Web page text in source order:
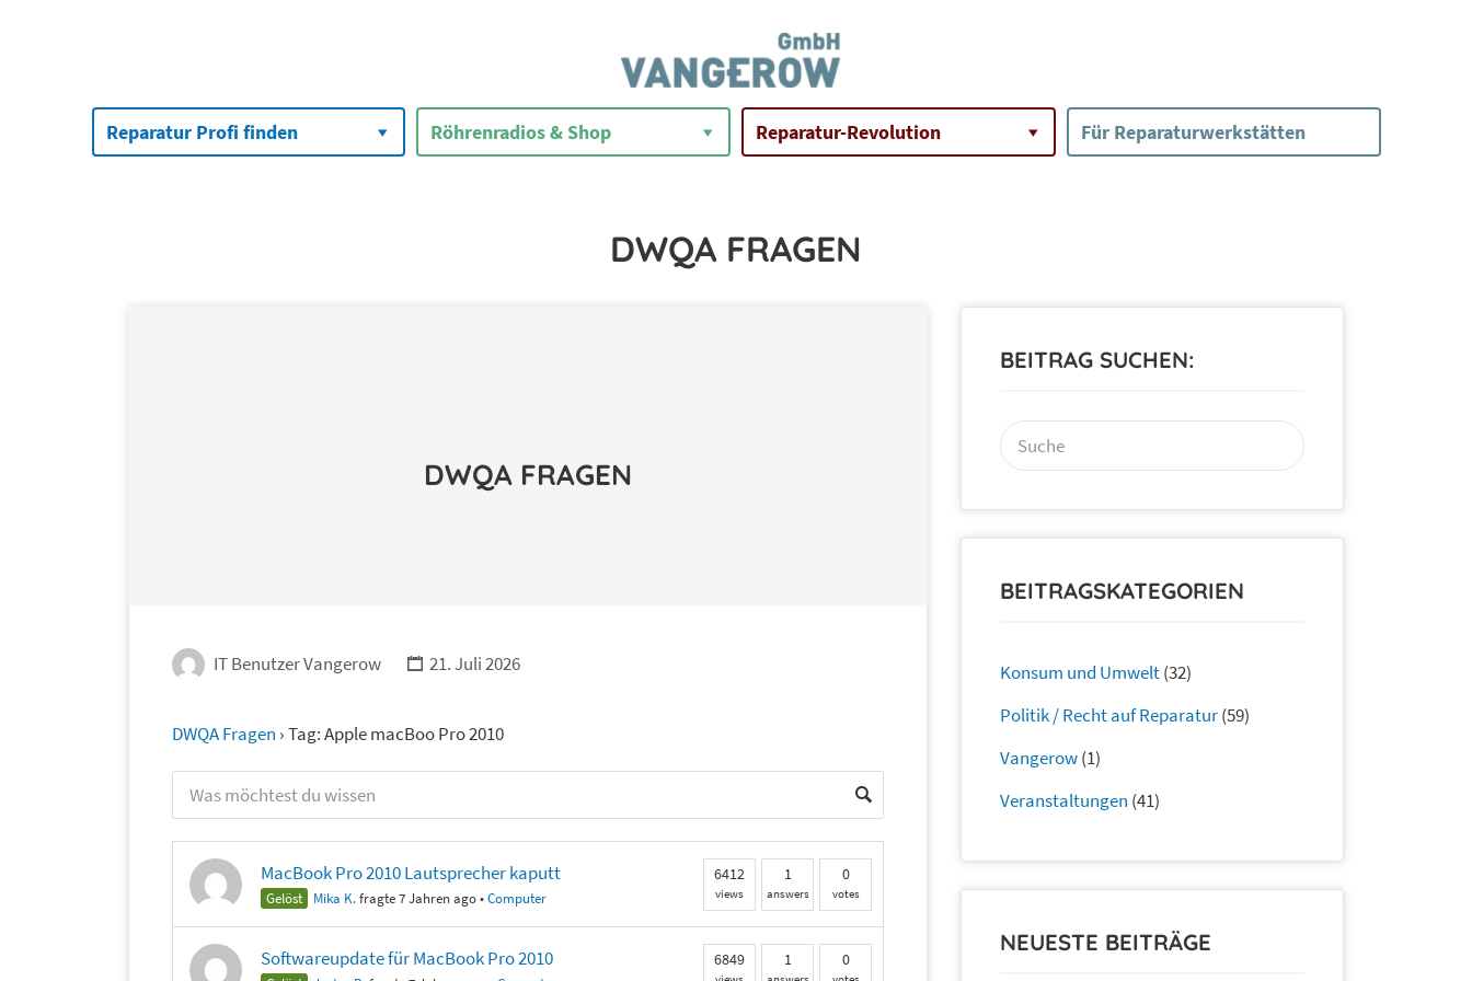
Reparatur Profi finden Röhrenradios & Shop Reparatur-Revolution Für Reparaturwerkstätten
DWQA FRAGEN
DWQA FRAGEN
IT Benutzer Vangerow 21. Juli 2026
DWQA Fragen ›Tag: Apple macBoo Pro 2010
MacBook Pro 2010 Lautsprecher kaputt
Gelöst Mika K.fragte 7 Jahren ago•Computer
6412
views
1
answers
0
votes
Softwareupdate für MacBook Pro 2010 6849 1 0
BEITRAG SUCHEN:
Suchen
nach:
BEITRAGSKATEGORIEN
Konsum und Umwelt(32)
Politik / Recht auf Reparatur(59)
Vangerow(1)
Veranstaltungen (41)
NEUESTE BEITRÄGE